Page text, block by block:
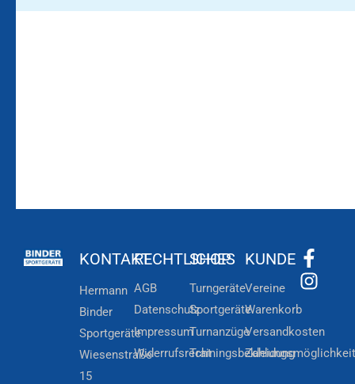
KONTAKT
Hermann
Binder
Sportgeräte
Wiesenstraße
15
RECHTLICHES
AGB
Datenschutz
Impressum
Widerrufsrecht
SHOP
Turngeräte
Sportgeräte
Turnanzüge
Trainingsbekleidung
KUNDE
Vereine
Warenkorb
Versandkosten